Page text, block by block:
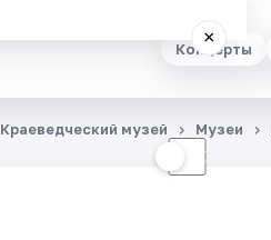
Концерты
×
☾
Краеведческий музей Музеи